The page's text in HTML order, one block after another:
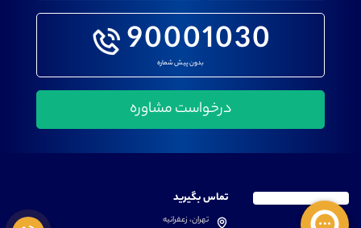
90001030
بدون پیش شماره
تماس بگیرید
تهران، زعفرانیه